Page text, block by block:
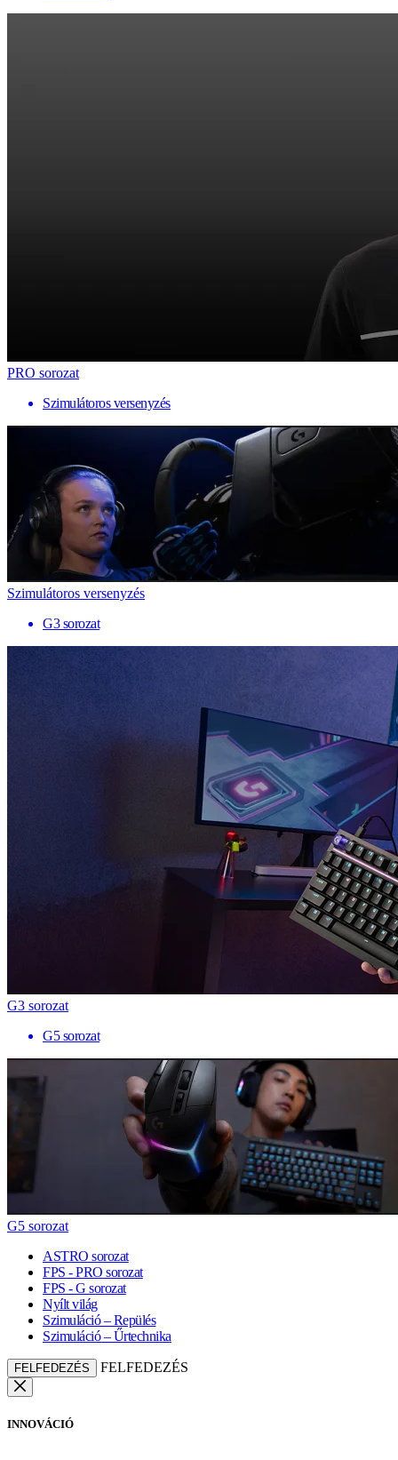
PRO sorozat
Szimulátoros versenyzés
Szimulátoros versenyzés
G3 sorozat
G3 sorozat
G5 sorozat
G5 sorozat
ASTRO sorozat
FPS - PRO sorozat
FPS - G sorozat
Nyílt világ
Szimuláció – Repülés
Szimuláció – Űrtechnika
FELFEDEZÉS FELFEDEZÉS
INNOVÁCIÓ